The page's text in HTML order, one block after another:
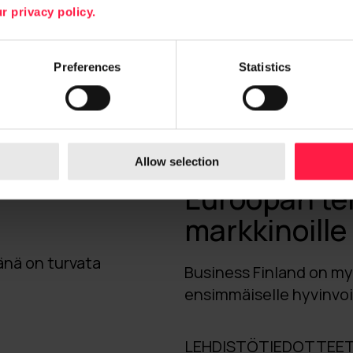
privacy policy.
Preferences Statistics
Allow selection
M€:n
on turvata
Digia ja
uudenlaisia
Euroopan
markkinoille
Business Finland on
ensimmäiselle